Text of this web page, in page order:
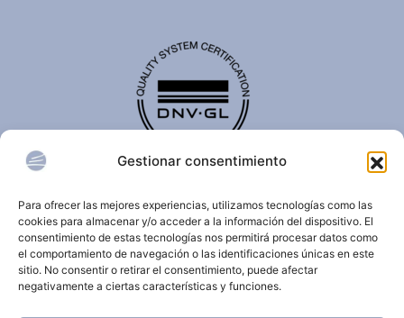
Gestionar consentimiento
Para ofrecer las mejores experiencias, utilizamos tecnologías como las
cookies para almacenar y/o acceder a la información del dispositivo. El
consentimiento de estas tecnologías nos permitirá procesar datos como
el comportamiento de navegación o las identificaciones únicas en este
sitio. No consentir o retirar el consentimiento, puede afectar
negativamente a ciertas características y funciones.
internacionalmente y confirma que una organización
cumple con estándares de calidad, seguridad,
sostenibilidad y/o gestión.